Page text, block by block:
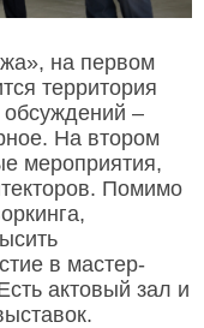
на первом
территория
–
На втором
мероприятия,
Помимо
в мастер-
актовый зал и